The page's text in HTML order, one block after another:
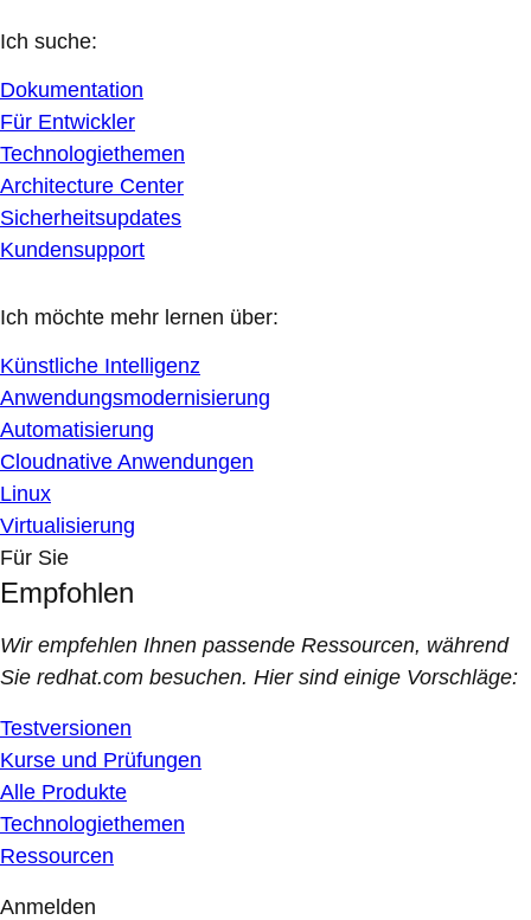
Ich suche:
Dokumentation
Für Entwickler
Technologiethemen
Architecture Center
Sicherheitsupdates
Kundensupport
Ich möchte mehr lernen über:
Künstliche Intelligenz
Anwendungsmodernisierung
Automatisierung
Cloudnative Anwendungen
Linux
Virtualisierung
Für Sie
Empfohlen
Wir empfehlen Ihnen passende Ressourcen, während
Sie redhat.com besuchen. Hier sind einige Vorschläge:
Testversionen
Kurse und Prüfungen
Alle Produkte
Technologiethemen
Ressourcen
Anmelden